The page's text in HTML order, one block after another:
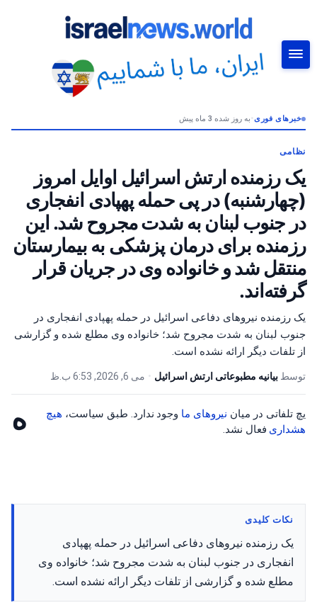
خبرهای فوری•به روز شده 3 ماه پیش
نظامی
یک رزمنده ارتش اسرائیل اوایل امروز
(چهارشنبه) در پی حمله پهپادی انفجاری
در جنوب لبنان به شدت مجروح شد. این
رزمنده برای درمان پزشکی به بیمارستان
منتقل شد و خانواده وی در جریان قرار
گرفته‌اند.
یک رزمنده نیروهای دفاعی اسرائیل در حمله پهپادی انفجاری در
جنوب لبنان به شدت مجروح شد؛ خانواده وی مطلع شده و گزارشی
از تلفات دیگر ارائه نشده است.
توسط بیانیه مطبوعاتی ارتش اسرائیل • می 6, 2026, 6:53 ب.ظ
ه یچ تلفاتی در میان نیروهای ما وجود ندارد. طبق سیاست، هیچ
هشداری فعال نشد.
نکات کلیدی
یک رزمنده نیروهای دفاعی اسرائیل در حمله پهپادی
انفجاری در جنوب لبنان به شدت مجروح شد؛ خانواده وی
مطلع شده و گزارشی از تلفات دیگر ارائه نشده است.